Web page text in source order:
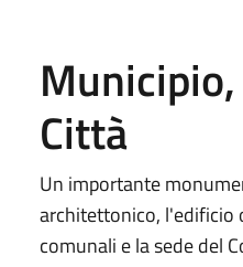
Città
Un importante
architettonico, l'edificio
comunali e la sede del